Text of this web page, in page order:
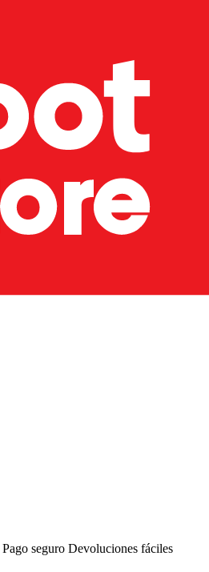
Pago seguro Devoluciones fáciles